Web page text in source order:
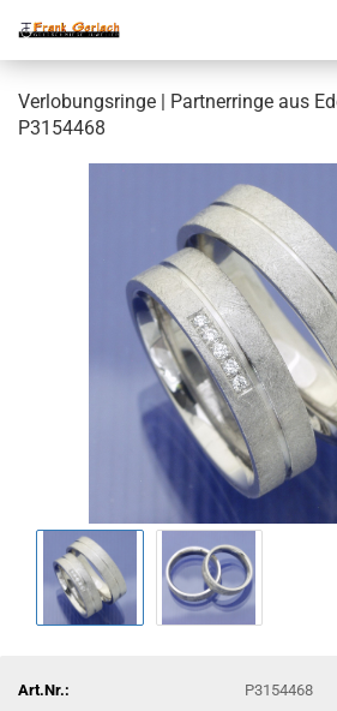
Verlobungsringe | Partnerringe aus
P3154468
Art.Nr.:
P3154468